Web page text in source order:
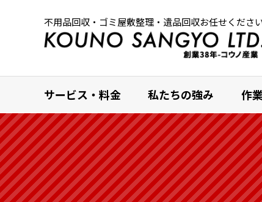
不用品回収・ゴミ屋敷整理・遺品回収お任せくださ
サービス・料金 私たちの強み 作